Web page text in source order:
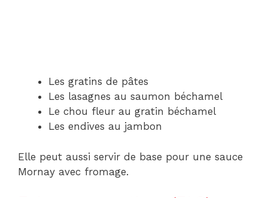
Les gratins de pâtes
Les lasagnes au saumon béchamel
Le chou fleur au gratin béchamel
Les endives au jambon
Elle peut aussi servir de base pour une sauce
Mornay avec fromage.